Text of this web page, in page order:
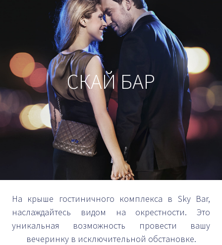
На крыше гостиничного комплекса в Sky Bar,
наслаждайтесь видом на окрестности. Это
уникальная возможность провести вашу
вечеринку в исключительной обстановке.
СКАЙ БАР